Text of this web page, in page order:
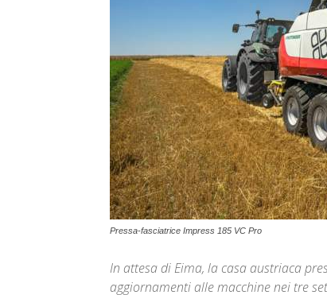
Pressa-fasciatrice Impress 185 VC Pro
In attesa di Eima, la casa austriaca
aggiornamenti alle macchine nei tre